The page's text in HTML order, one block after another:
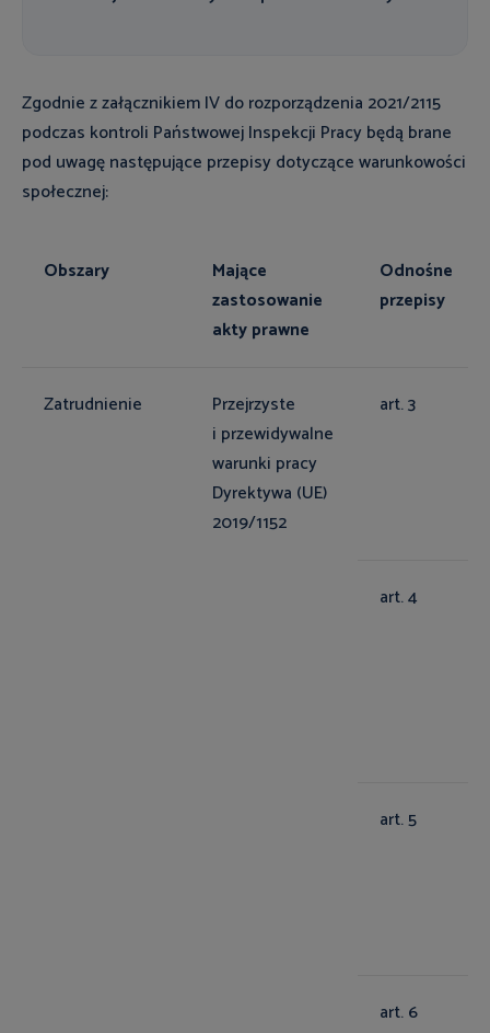
Zgodnie z załącznikiem IV do rozporządzenia 2021/2115
podczas kontroli Państwowej Inspekcji Pracy będą brane
pod uwagę następujące przepisy dotyczące warunkowości
społecznej:
Obszary
Mające
zastosowanie
akty prawne
Odnośne
przepisy
Zatrudnienie
Przejrzyste
i przewidywalne
warunki pracy
Dyrektywa (UE)
2019/1152
art. 3
art. 4
art. 5
art. 6